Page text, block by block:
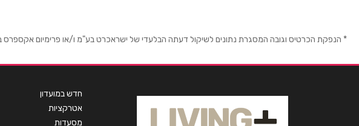
* הנפקת הכרטיס וגובה המסגרת נתונים לשיקול דעתה הבלעדי של ישראכרט בע"מ ו/או פרימיום אקספרס
חדש במועדון
אטרקציות
מסעדות